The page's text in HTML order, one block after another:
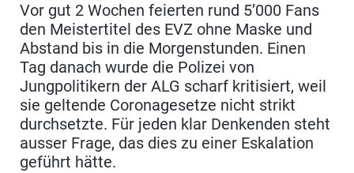
Vor gut 2 Wochen feierten rund 5’000 Fans
den Meistertitel des EVZ ohne Maske und
Abstand bis in die Morgenstunden. Einen
Tag danach wurde die Polizei von
Jungpolitikern der ALG scharf kritisiert, weil
sie geltende Coronagesetze nicht strikt
durchsetzte. Für jeden klar Denkenden steht
ausser Frage, das dies zu einer Eskalation
geführt hätte.